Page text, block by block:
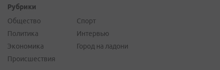
Рубрики
Общество
Политика
Экономика
Происшествия
Спорт
Интервью
Город на ладони